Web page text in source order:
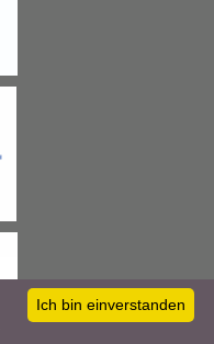
Ich bin einverstanden